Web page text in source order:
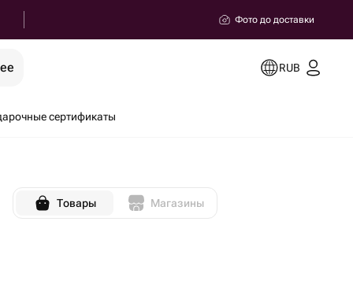
Фото до доставки
RUB
сертификаты
Товары Магазины